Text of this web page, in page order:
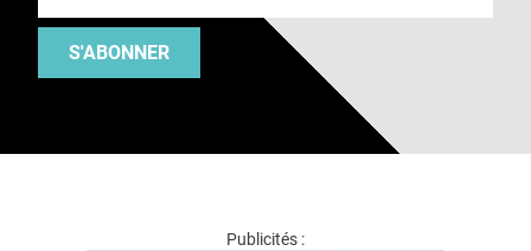
S'ABONNER
Publicités :